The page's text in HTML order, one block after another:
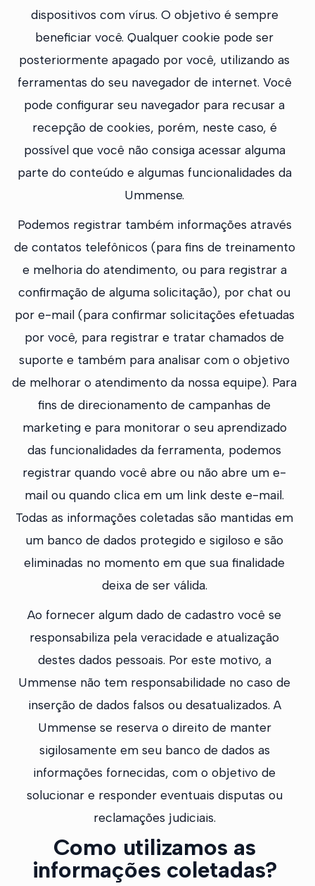
dispositivos com vírus. O objetivo é sempre
beneficiar você. Qualquer cookie pode ser
posteriormente apagado por você, utilizando as
ferramentas do seu navegador de internet. Você
pode configurar seu navegador para recusar a
recepção de cookies, porém, neste caso, é
possível que você não consiga acessar alguma
parte do conteúdo e algumas funcionalidades da
Ummense.
Podemos registrar também informações através
de contatos telefônicos (para fins de treinamento
e melhoria do atendimento, ou para registrar a
confirmação de alguma solicitação), por chat ou
por e-mail (para confirmar solicitações efetuadas
por você, para registrar e tratar chamados de
suporte e também para analisar com o objetivo
de melhorar o atendimento da nossa equipe). Para
fins de direcionamento de campanhas de
marketing e para monitorar o seu aprendizado
das funcionalidades da ferramenta, podemos
registrar quando você abre ou não abre um e-
mail ou quando clica em um link deste e-mail.
Todas as informações coletadas são mantidas em
um banco de dados protegido e sigiloso e são
eliminadas no momento em que sua finalidade
deixa de ser válida.
Ao fornecer algum dado de cadastro você se
responsabiliza pela veracidade e atualização
destes dados pessoais. Por este motivo, a
Ummense não tem responsabilidade no caso de
inserção de dados falsos ou desatualizados. A
Ummense se reserva o direito de manter
sigilosamente em seu banco de dados as
informações fornecidas, com o objetivo de
solucionar e responder eventuais disputas ou
reclamações judiciais.
Como utilizamos as
informações coletadas?